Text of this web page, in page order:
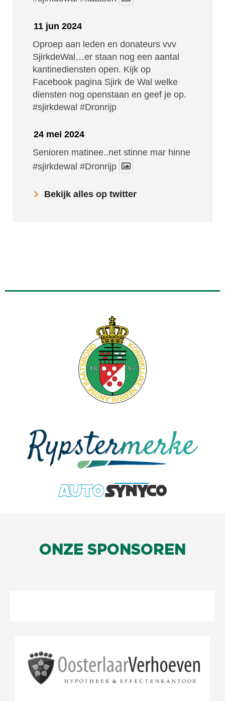
11 jun 2024
Oproep aan leden en donateurs vvv
SjirkdeWal…er staan nog een aantal
kantinediensten open. Kijk op
Facebook pagina Sjirk de Wal welke
diensten nog openstaan en geef je op.
#sjirkdewal #Dronrijp
24 mei 2024
Senioren matinee..net stinne mar hinne
#sjirkdewal #Dronrijp
Bekijk alles op twitter
ONZE SPONSOREN